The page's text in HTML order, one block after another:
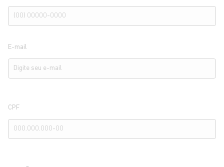
E-mail
CPF